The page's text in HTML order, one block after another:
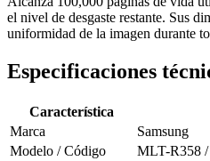
el nivel de desgaste restante. Sus
uniformidad de la imagen durante
Especificaciones
Característica
Marca
Samsung
Modelo / Código
MLT-R358